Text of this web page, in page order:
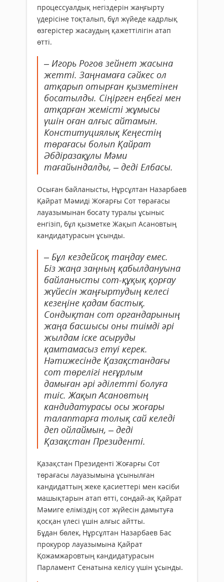
процессуалдық негіздерін жаңғырту
үдерісіне тоқталып, бұл жүйеде кадрлық
өзгерістер жасаудың қажеттілігін атап
өтті.
– Игорь Рогов зейнет жасына
жетті. Заңнамаға сәйкес ол
атқарып отырған қызметінен
босатылды. Сіңірген еңбегі мен
атқарған жемісті жұмысы
үшін оған алғыс айтамын.
Конституциялық Кеңестің
төрағасы болып Қайрат
Әбдіразақұлы Мәми
тағайындалды, – деді Елбасы.
Осыған байланысты, Нұрсұлтан Назарбаев
Қайрат Мәмиді Жоғарғы Сот төрағасы
лауазымынан босату туралы ұсыныс
енгізіп, бұл қызметке Жақып Асановтың
кандидатурасын ұсынды.
– Бұл кездейсоқ таңдау емес.
Біз жаңа заңның қабылдануына
байланысты сот-құқық қорғау
жүйесін жаңғыртудың келесі
кезеңіне қадам бастық.
Сондықтан сот органдарының
жаңа басшысы оны тиімді әрі
жылдам іске асыруды
қамтамасыз етуі керек.
Нәтижесінде Қазақстандағы
сот төрелігі неғұрлым
дамыған әрі әділетті болуға
тиіс. Жақып Асановтың
кандидатурасы осы жоғары
талаптарға толық сай келеді
деп ойлаймын, – деді
Қазақстан Президенті.
Қазақстан Президенті Жоғарғы Сот
төрағасы лауазымына ұсынылған
кандидаттың жеке қасиеттері мен кәсіби
машықтарын атап өтті, сондай-ақ Қайрат
Мәмиге еліміздің сот жүйесін дамытуға
қосқан үлесі үшін алғыс айтты.
Бұдан бөлек, Нұрсұлтан Назарбаев Бас
прокурор лауазымына Қайрат
Қожамжаровтың кандидатурасын
Парламент Сенатына келісу үшін ұсынды.